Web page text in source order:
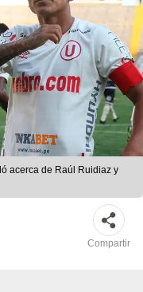
acerca de Raúl Ruidiaz y
Compartir